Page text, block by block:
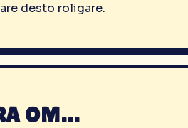
desto roligare.
OM…